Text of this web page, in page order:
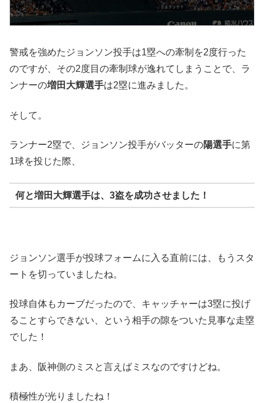
警戒を強めたジョンソン投手は1塁への牽制を2度行った
のですが、その2度目の牽制球が逸れてしまうことで、ラ
ンナーの増田大輝選手は2塁に進みました。
そして。
ランナー2塁で、ジョンソン投手がバッターの陽選手に第
1球を投じた際、
何と増田大輝選手は、3盗を成功させました！
ジョンソン選手が投球フォームに入る直前には、もうスタ
ートを切っていましたね。
投球自体もカーブだったので、キャッチャーは3塁に投げ
ることすらできない、という相手の隙をついた見事な走塁
でした！
まあ、阪神側のミスと言えばミスなのですけどね。
積極性が光りましたね！